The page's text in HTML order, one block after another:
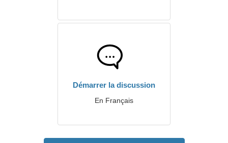
Démarrer la discussion
En Français